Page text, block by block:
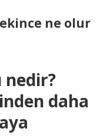
ne olur
nedir?
daha